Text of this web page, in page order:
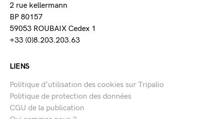
2 rue kellermann
BP 80157
59053 ROUBAIX Cedex 1
+33 (0)8.203.203.63
LIENS
Politique d’utilisation des cookies sur Tripalio
Politique de protection des données
CGU de la publication